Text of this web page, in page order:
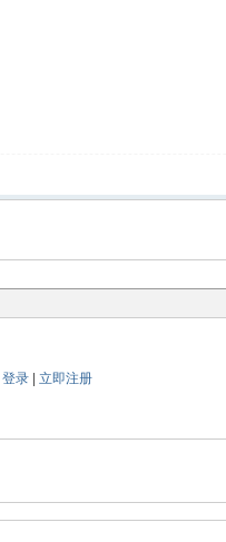
登录| 立即注册